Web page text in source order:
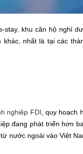
stay, khu căn hộ nghỉ
nhất là tại các
nghiệp FDI , quy hoạch
đang phát triển hơn
nước ngoài vào Việt